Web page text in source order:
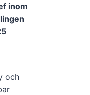
inom
och